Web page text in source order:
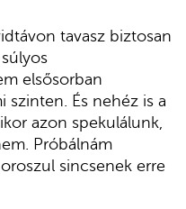
tavasz biztosan
elsősorban
szinten. És nehéz is a
azon spekulálunk,
Próbálnám
sincsenek erre